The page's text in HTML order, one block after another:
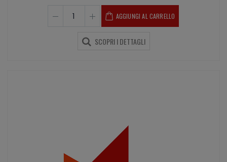
AGGIUNGI AL CARRELLO
SCOPRI I DETTAGLI